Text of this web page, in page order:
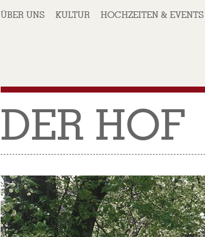
ÜBER UNS KULTUR HOCHZEITEN & EVENTS
DER HOF